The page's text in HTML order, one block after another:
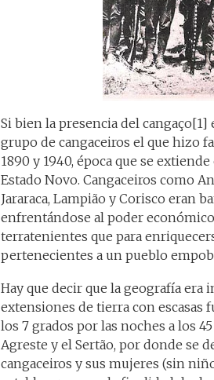
Si bien la presencia del cangaço[1]
grupo de cangaceiros el que hizo
1890 y 1940, época que se
Estado Novo. Cangaceiros como
Jararaca, Lampião y Corisco eran
enfrentándose al poder
terratenientes que para
pertenecientes a un pueblo
Hay que decir que la geografía
extensiones de tierra con escasas
los 7 grados por las noches a los
Agreste y el Sertão, por donde se
cangaceiros y sus mujeres (sin